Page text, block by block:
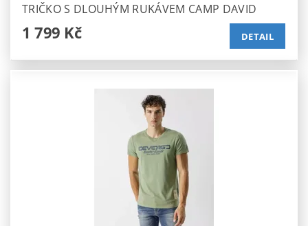
TRIČKO S DLOUHÝM RUKÁVEM CAMP DAVID
1 799 Kč DETAIL